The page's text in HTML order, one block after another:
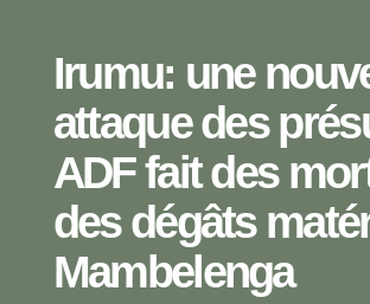
Irumu: une
attaque des
ADF fait des
des dégâts
Mambelenga